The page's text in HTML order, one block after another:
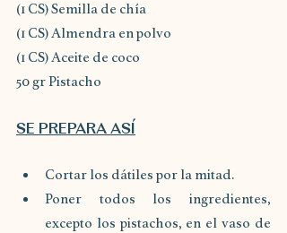
(1 CS) Semilla de chía
(1 CS) Almendra en polvo
(1 CS) Aceite de coco
50 gr Pistacho
SE PREPARA ASÍ
Cortar los dátiles por la mitad.
Poner todos los ingredientes,
excepto los pistachos, en el vaso de